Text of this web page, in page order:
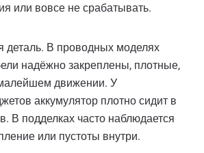
или вовсе не срабатывать.
деталь. В проводных моделях
надёжно закреплены, плотные,
движении. У
аккумулятор плотно сидит в
В подделках часто наблюдается
или пустоты внутри.